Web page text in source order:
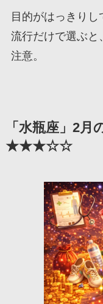
目的がはっきりし
流行だけで選ぶと
注意。
「水瓶座」2
★★★☆☆